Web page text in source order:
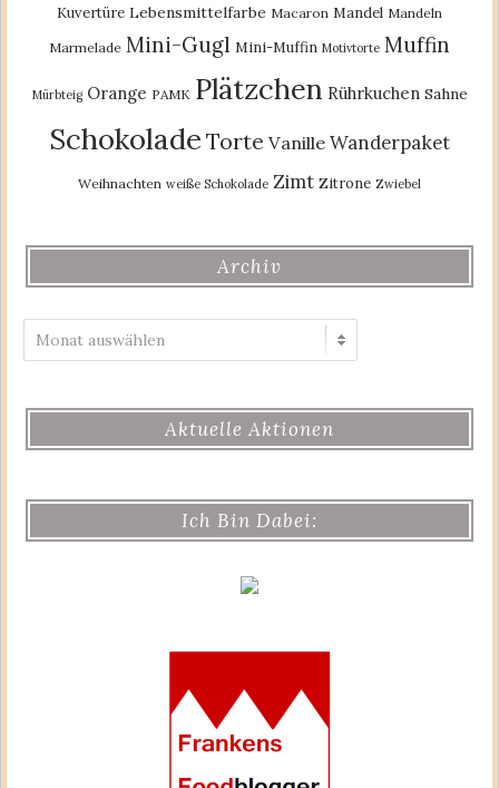
Kuvertüre Lebensmittelfarbe Macaron Mandel Mandeln
Marmelade Mini-Gugl Mini-Muffin Motivtorte Muffin
Mürbteig Orange PAMK Plätzchen Rührkuchen Sahne
Schokolade Torte Vanille Wanderpaket
Weihnachten weiße Schokolade Zimt Zitrone Zwiebel
Archiv
Aktuelle Aktionen
Ich Bin Dabei: